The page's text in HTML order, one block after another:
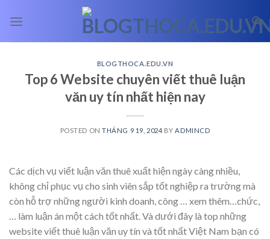
BLOGTHOCA.EDU.VN
Top 6 Website chuyên viết thuê luận
văn uy tín nhất hiện nay
POSTED ONTHÁNG 9 19, 2024 BY ADMINCD
Các dịch vụ viết luận văn thuê xuất hiện ngày càng nhiều,
không chỉ phục vụ cho sinh viên sắp tốt nghiệp ra trường mà
còn hỗ trợ những người kinh doanh, công
… xem thêm… chức,
… làm luận án một cách tốt nhất. Và dưới đây là top những
website viết thuê luận văn uy tín và tốt nhất Việt Nam bạn có